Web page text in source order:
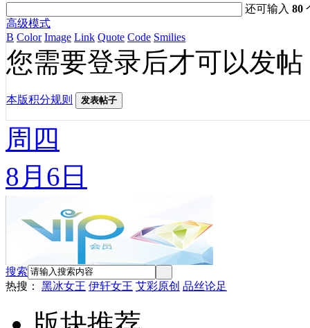
还可输入80
高级模式
B Color Image Link Quote Code Smilies
您需要登录后才可以发帖
本版积分规则 发表帖子
周四
8月6日
搜索
热搜：
黑冰女王 伊轩女王 艾彩原创 品丝论足